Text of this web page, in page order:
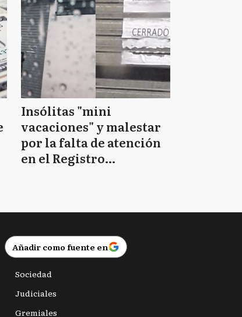
Insólitas "mini
vacaciones" y malestar
por la falta de atención
en el Registro
Añadir como fuente en
Sociedad
Judiciales
Gremiales